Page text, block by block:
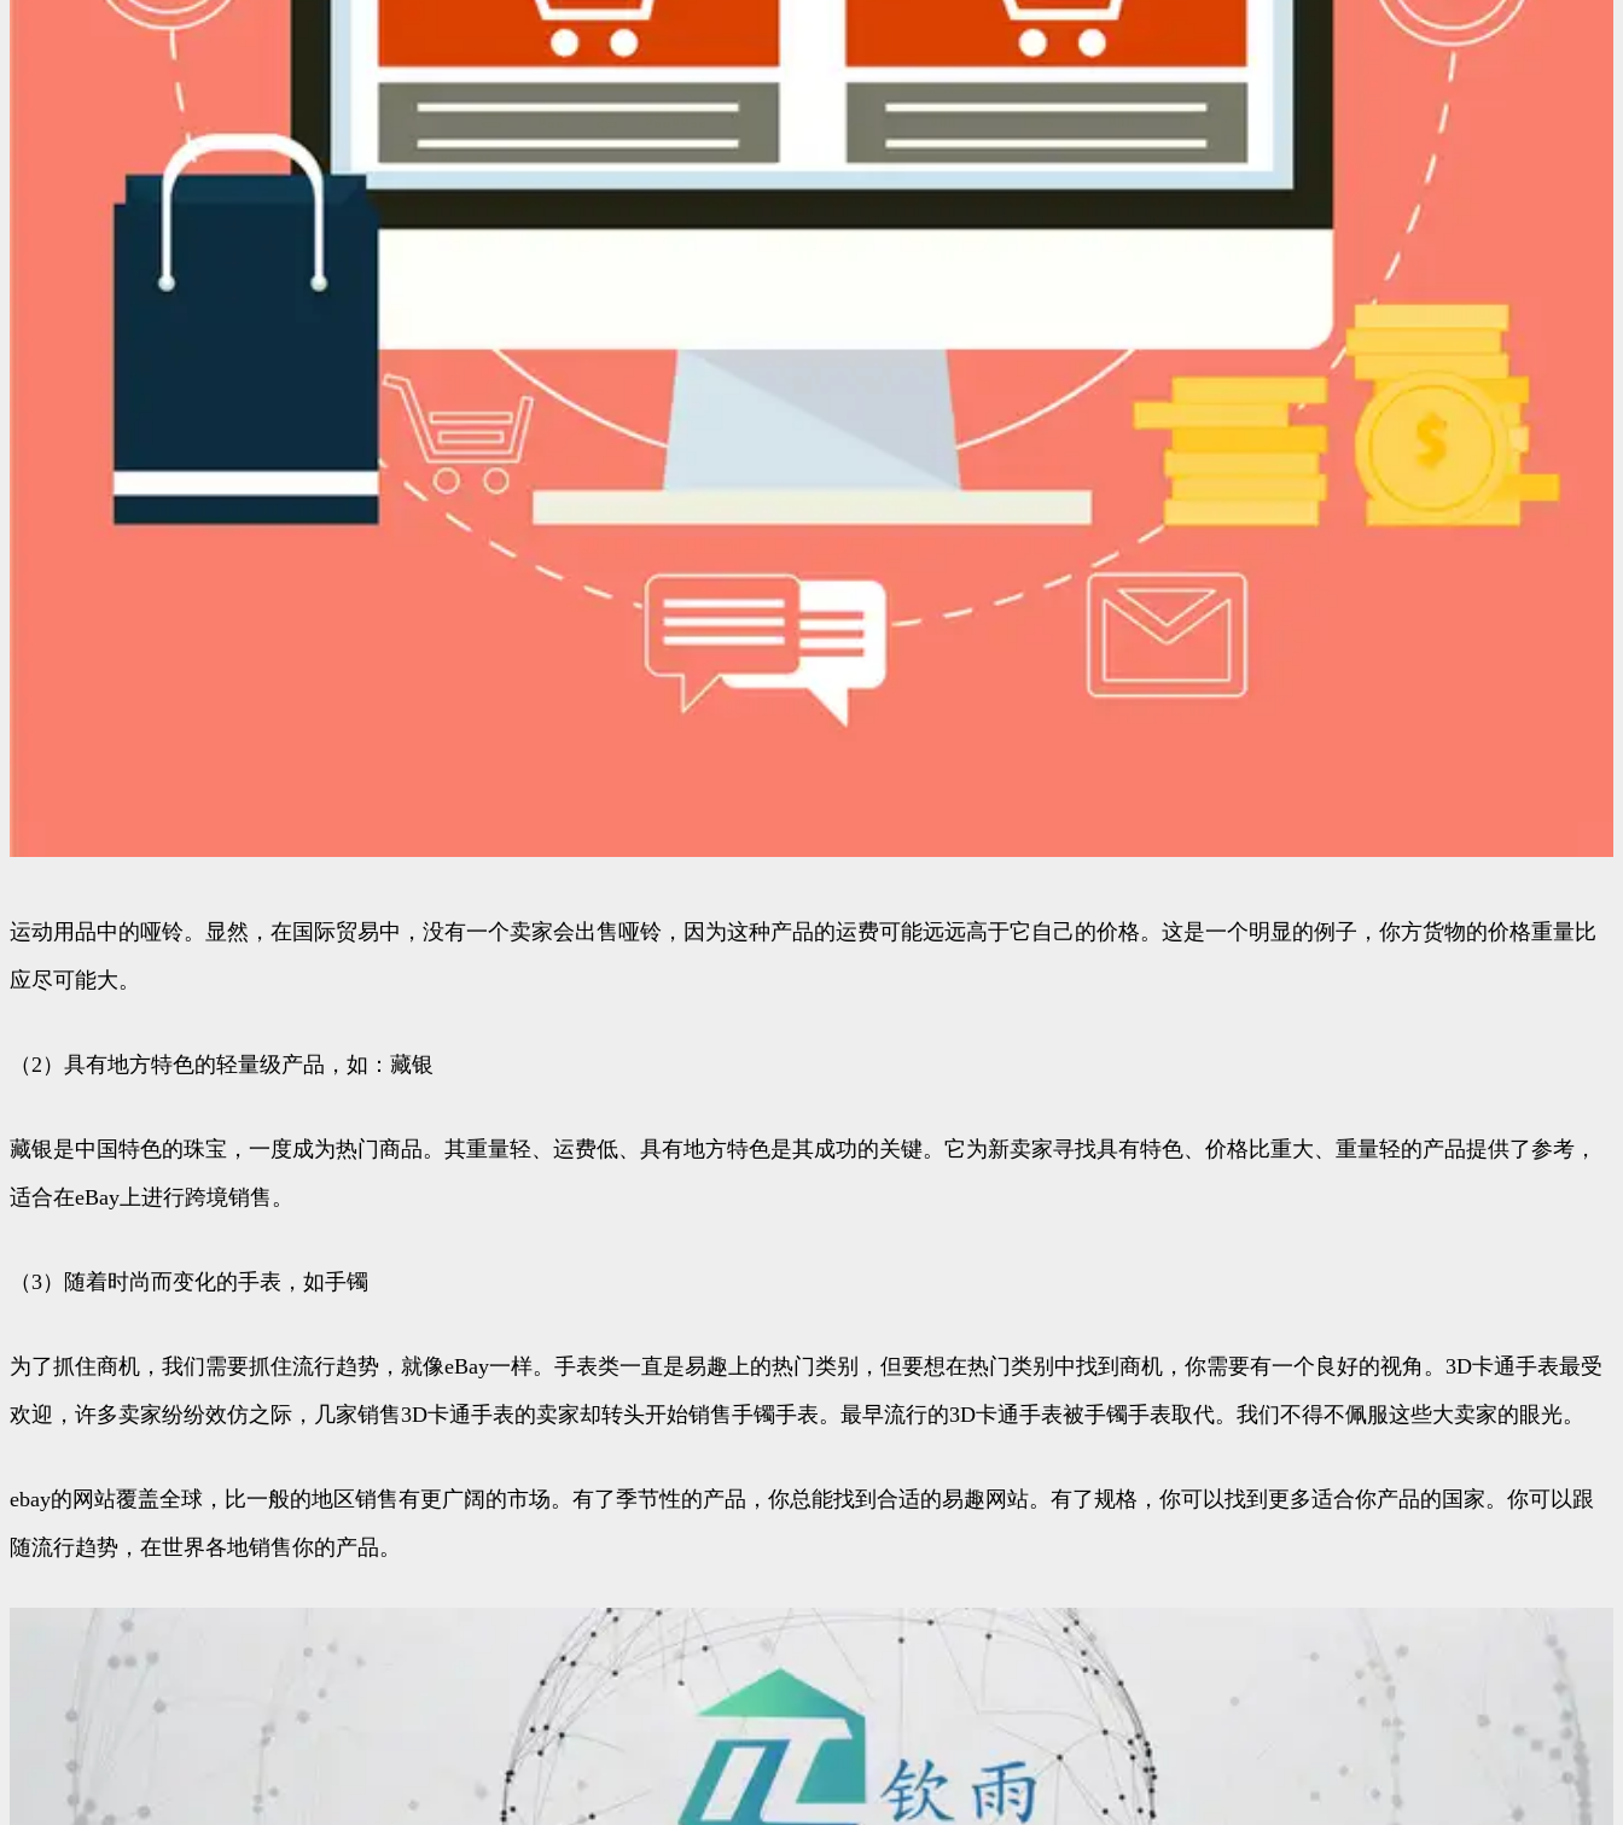
运动用品中的哑铃。显然，在国际贸易中，没有一个卖家会出售哑铃，因为这种产品的运费可能远远高于它自己的价格。这是一个明显的例子，你方货物的价格重量比
应尽可能大。
（2）具有地方特色的轻量级产品，如：藏银
藏银是中国特色的珠宝，一度成为热门商品。其重量轻、运费低、具有地方特色是其成功的关键。它为新卖家寻找具有特色、价格比重大、重量轻的产品提供了参考，
适合在eBay上进行跨境销售。
（3）随着时尚而变化的手表，如手镯
为了抓住商机，我们需要抓住流行趋势，就像eBay一样。手表类一直是易趣上的热门类别，但要想在热门类别中找到商机，你需要有一个良好的视角。3D卡通手表最受
欢迎，许多卖家纷纷效仿之际，几家销售3D卡通手表的卖家却转头开始销售手镯手表。最早流行的3D卡通手表被手镯手表取代。我们不得不佩服这些大卖家的眼光。
ebay的网站覆盖全球，比一般的地区销售有更广阔的市场。有了季节性的产品，你总能找到合适的易趣网站。有了规格，你可以找到更多适合你产品的国家。你可以跟
随流行趋势，在世界各地销售你的产品。